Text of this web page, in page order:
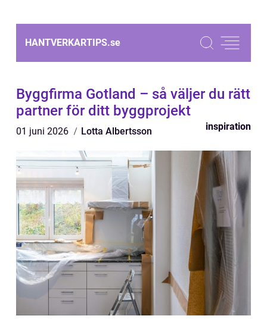
HANTVERKARTIPS.se
Byggfirma Gotland – så väljer du rätt
partner för ditt byggprojekt
01 juni 2026 Lotta Albertsson inspiration